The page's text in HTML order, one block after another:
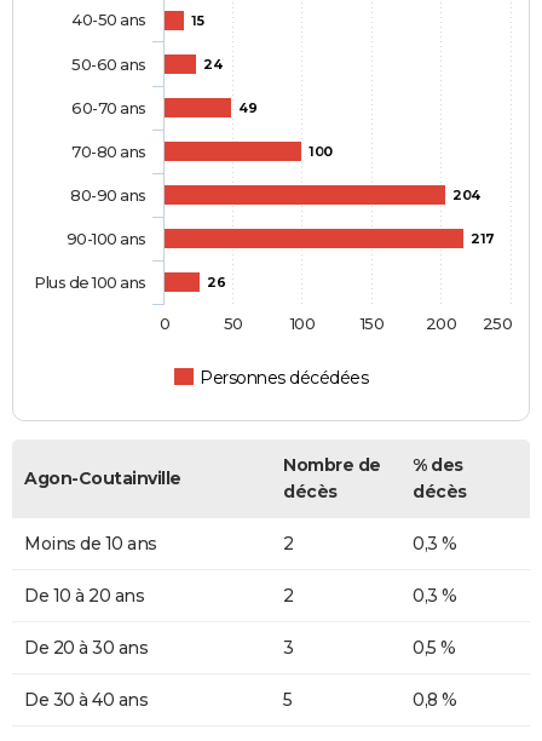
15
24
49
100
204
217
26
Personnes décédées
40-50 ans
50-60 ans
60-70 ans
70-80 ans
80-90 ans
90-100 ans
Plus de 100 ans
0 50 100 150 200 250
Agon-Coutainville
Nombre de
décès
% des
décès
Moins de 10 ans 2 0,3 %
De 10 à 20 ans 2 0,3 %
De 20 à 30 ans 3 0,5 %
De 30 à 40 ans 5 0,8 %